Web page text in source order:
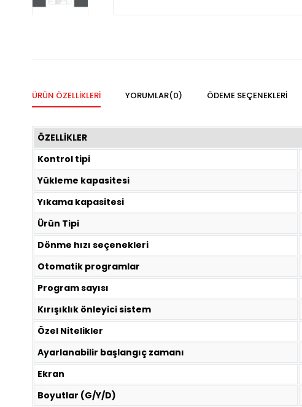
ÜRÜN ÖZELLIKLERI YORUMLAR(0) ÖDEME SEÇENEKLERI
ÖZELLİKLER
Kontrol tipi
Yükleme kapasitesi
Yıkama kapasitesi
Ürün Tipi
Dönme hızı seçenekleri
Otomatik programlar
Program sayısı
Kırışıklık önleyici sistem
Özel Nitelikler
Ayarlanabilir başlangıç ​​zamanı
Ekran
Boyutlar (G/Y/D)